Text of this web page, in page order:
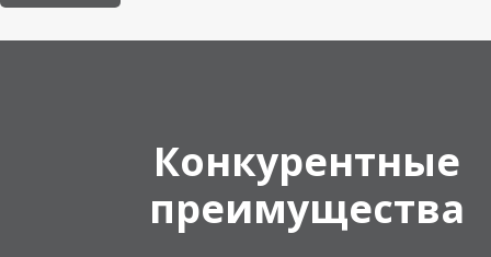
Конкурентные
преимущества